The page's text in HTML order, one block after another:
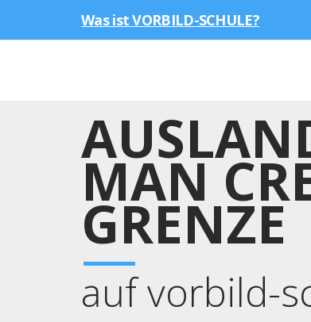
Was ist VORBILD-SCHULE?
MAN
GRENZE
auf vorbild-